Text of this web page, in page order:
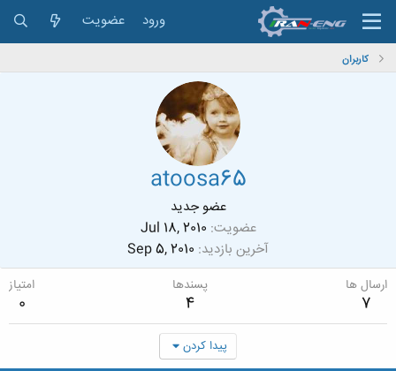
ورود عضویت
کاربران
atoosa65
عضو جدید
عضویت Jul 18, 2010
آخرین بازدید Sep 5, 2010
ارسال ها
7
پسندها
4
امتیاز
0
پیدا کردن